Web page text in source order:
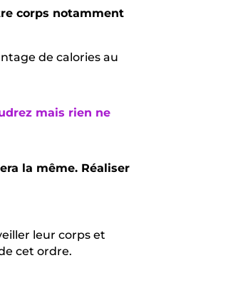
corps notamment
de calories au
mais rien ne
la même. Réaliser
leur corps et
cet ordre.